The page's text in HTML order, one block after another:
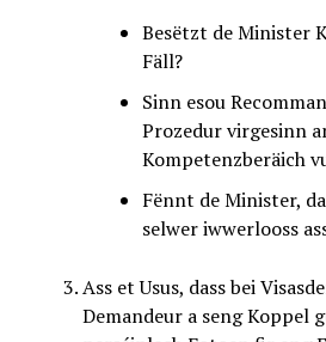
Besëtzt de Minister
Fäll?
Sinn esou
Prozedur virgesinn
Kompetenzberäich
Fënnt de Minister,
selwer iwwerlooss
Ass et Usus, dass bei
Demandeur a seng Koppel